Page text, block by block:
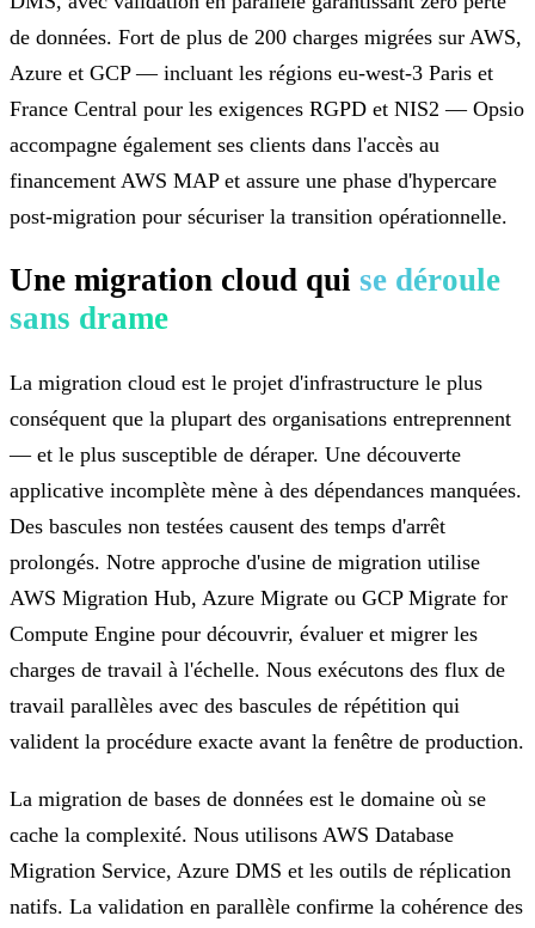
de données. Fort de plus de 200 charges migrées sur AWS,
Azure et GCP — incluant les régions eu-west-3 Paris et
France Central pour les exigences RGPD et NIS2 — Opsio
accompagne également ses clients dans l'accès au
financement AWS MAP et assure une phase d'hypercare
post-migration pour sécuriser la transition opérationnelle.
Une migration cloud qui se déroule
sans drame
La migration cloud est le projet d'infrastructure le plus
conséquent que la plupart des organisations entreprennent
— et le plus susceptible de déraper. Une découverte
applicative incomplète mène à des dépendances manquées.
Des bascules non testées causent des temps d'arrêt
prolongés. Notre approche d'usine de migration utilise
AWS Migration Hub, Azure Migrate ou GCP Migrate for
Compute Engine pour découvrir, évaluer et migrer les
charges de travail à l'échelle. Nous exécutons des flux de
travail parallèles avec des bascules de répétition qui
valident la procédure exacte avant la fenêtre de production.
La migration de bases de données est le domaine où se
cache la complexité. Nous utilisons AWS Database
Migration Service, Azure DMS et les outils de réplication
natifs. La validation en parallèle confirme la cohérence des